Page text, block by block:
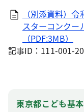
（別添資料）
スターコンクー
（PDF:3MB）
記事ID：111-001-
東京都こども基